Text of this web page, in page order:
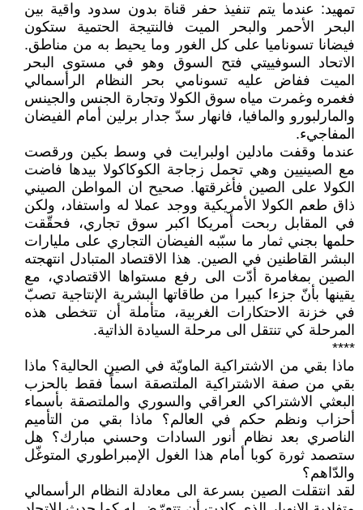
تمهيد: عندما يتم تنفيذ حفر قناة بدون سدود واقية بين
البحر الأحمر والبحر الميت فالنتيجة الحتمية ستكون
فيضانا تسوناميا على كل الغور وما يحيط به من مناطق.
الاتحاد السوفييتي فتح السوق وهو في مستوى البحر
الميت ففاض عليه تسونامي بحر النظام الرأسمالي
فغمره وغمرت مياه سوق الكولا وتجارة الجنس والجينس
والمارلبورو والمافيا، فانهار سدّ جدار برلين أمام الفيضان
المفاجيء.
عندما وقفت مادلين اولبرايت في وسط بكين ورقصت
مع الصينيين وهي تحمل زجاجة الكوكاكولا بيدها فاضت
الكولا على الصين فأغرقتها. صحيح ان المواطن الصيني
ذاق طعم الكولا الأمريكية ووجد عملا له واستفاد، ولكن
في المقابل ربحت أمريكا اكبر سوق تجاري، فحقّقت
حلمها بجني ثمار ما سبّبه الفيضان التجاري على مليارات
البشر القاطنين في الصين. هذا الاقتصاد المتبادل انتهجته
الصين بمغامرة أدّت الى رفع مستواها الاقتصادي، مع
يقينها بأنّ جزءا كبيرا من طاقاتها البشرية الإنتاجية تصبّ
في خزنة الاحتكارات الغربية، متأملة أن تتخطى هذه
المرحلة كي تنتقل الى مرحلة السيادة الذاتية.
****
ماذا بقي من الاشتراكية الماويّة في الصين الحالية؟ ماذا
بقي من صفة الاشتراكية الملتصقة اسماً فقط بالحزب
البعثي الاشتراكي العراقي والسوري والملتصقة بأسماء
أحزاب ونظم حكم في العالم؟ ماذا بقي من التأميم
الناصري بعد نظام أنور السادات وحسني مبارك؟ هل
ستصمد ثورة كوبا أمام هذا الغول الإمبراطوري المتوغّل
والدّاهم؟
لقد انتقلت الصين بسرعة الى معادلة النظام الرأسمالي